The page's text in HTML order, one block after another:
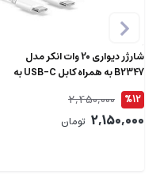
شارژر دیواری 20 وات انکر مدل
B2347 به همراه کابل USB-C به
طول 1.5 متر
%12
2,450,000
2,150,000 تومان